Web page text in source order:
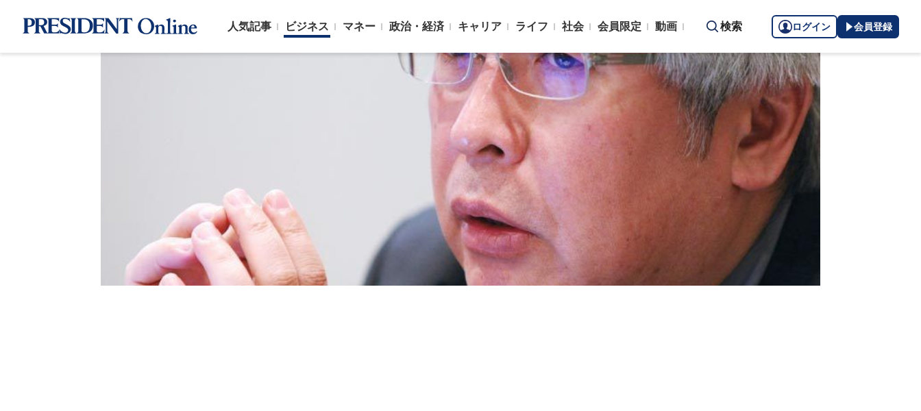
人気記事 ビジネス マネー 政治・経済 キャリア ライフ 社会 会員限定 動画 検索 ログイン 会員登録